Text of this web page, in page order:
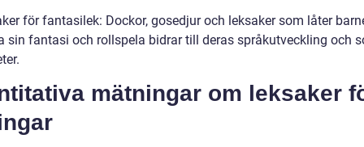
för fantasilek: Dockor, gosedjur och leksaker som låter
sin fantasi och rollspela bidrar till deras språkutveckling och
mätningar om leksaker